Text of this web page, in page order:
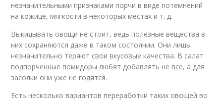
незначительными признаками порчи в виде потемнений
на кожице, мягкости в некоторых местах и т. д.
Выкидывать овощи не стоит, ведь полезные вещества в
них сохраняются даже в таком состоянии. Они лишь
незначительно теряют свои вкусовые качества. В салат
подпорченные помидоры любят добавлять не все, а для
засолки они уже не годятся.
Есть несколько вариантов переработки таких овощей во